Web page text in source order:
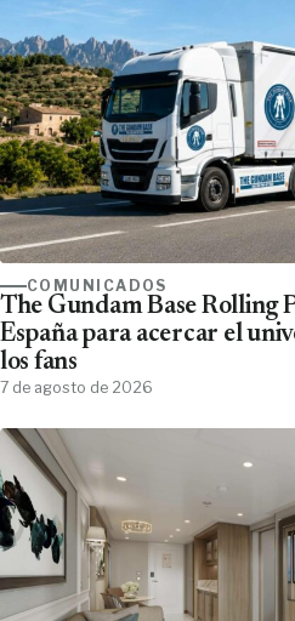
COMUNICADOS
The Gundam Base Rolling
España para acercar el
los fans
7 de agosto de 2026